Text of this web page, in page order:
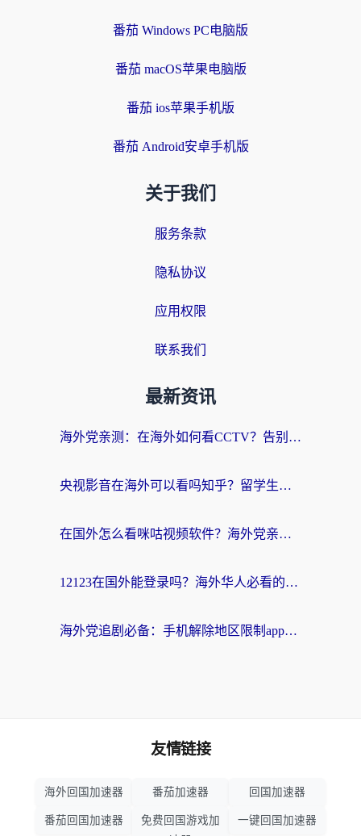
番茄 Windows PC电脑版
番茄 macOS苹果电脑版
番茄 ios苹果手机版
番茄 Android安卓手机版
关于我们
服务条款
隐私协议
应用权限
联系我们
最新资讯
海外党亲测：在海外如何看CCTV？告别“仅限大陆播放”的实用指南
央视影音在海外可以看吗知乎？留学生亲测：3步解决地域限制+追剧自由
在国外怎么看咪咕视频软件？海外党亲测有效的回国加速方案
12123在国外能登录吗？海外华人必看的回国加速实用指南
海外党追剧必备：手机解除地区限制app怎么选？解决央视视频&国内剧地区限制全指南
友情链接
海外回国加速器 番茄加速器 回国加速器
番茄回国加速器
免费回国游戏加
一键回国加速器